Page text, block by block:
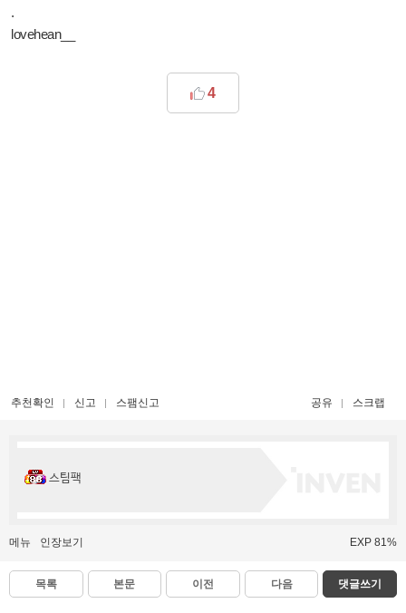
.
lovehean__
4
추천확인 신고 스팸신고 공유 스크랩
스팀팩
메뉴 인장보기 EXP 81%
목록 본문 이전 다음 댓글쓰기